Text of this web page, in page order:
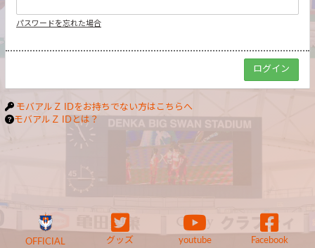
パスワードを忘れた場合
モバアルＺ IDをお持ちでない方はこちらへ
モバアルＺ IDとは？
OFFICIAL グッズ youtube Facebook